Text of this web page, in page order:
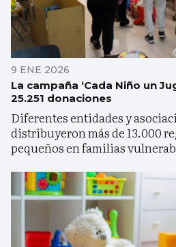
9 ENE 2026
La campaña ‘Cada Niño un
25.251 donaciones
Diferentes entidades y
distribuyeron más de 13.000
pequeños en familias